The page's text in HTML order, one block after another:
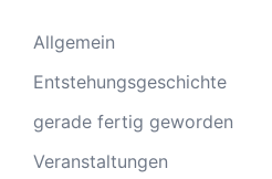
Allgemein
Entstehungsgeschichte
gerade fertig geworden
Veranstaltungen